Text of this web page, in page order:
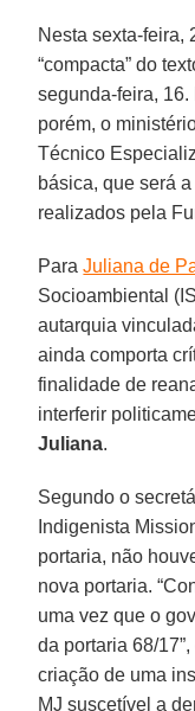
Nesta sexta-feira,
“compacta” do
segunda-feira,
porém, o
Técnico
básica, que será
realizados pela
ParaJuliana de
Socioambiental
autarquia
ainda comporta
finalidade de
interferir
Juliana.
Segundo o
Indigenista
portaria, não
nova portaria.
uma vez que o
da portaria 68/
criação de uma
MJ suscetível a